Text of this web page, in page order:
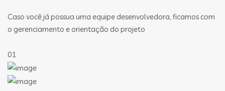
Caso você já possua uma equipe desenvolvedora, ficamos com
o gerenciamento e orientação do projeto
01